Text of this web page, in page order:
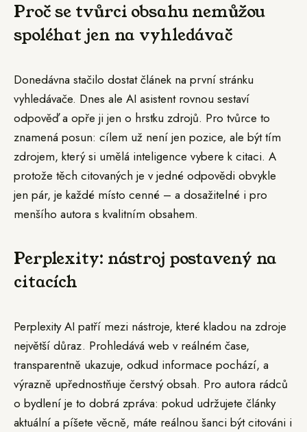
Proč se tvůrci obsahu nemůžou
spoléhat jen na vyhledávač
Donedávna stačilo dostat článek na první stránku
vyhledávače. Dnes ale AI asistent rovnou sestaví
odpověď a opře ji jen o hrstku zdrojů. Pro tvůrce to
znamená posun: cílem už není jen pozice, ale být tím
zdrojem, který si umělá inteligence vybere k citaci. A
protože těch citovaných je v jedné odpovědi obvykle
jen pár, je každé místo cenné – a dosažitelné i pro
menšího autora s kvalitním obsahem.
Perplexity: nástroj postavený na
citacích
Perplexity AI patří mezi nástroje, které kladou na zdroje
největší důraz. Prohledává web v reálném čase,
transparentně ukazuje, odkud informace pochází, a
výrazně upřednostňuje čerstvý obsah. Pro autora rádců
o bydlení je to dobrá zpráva: pokud udržujete články
aktuální a píšete věcně, máte reálnou šanci být citováni i